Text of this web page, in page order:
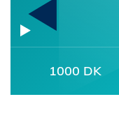
1000 DK